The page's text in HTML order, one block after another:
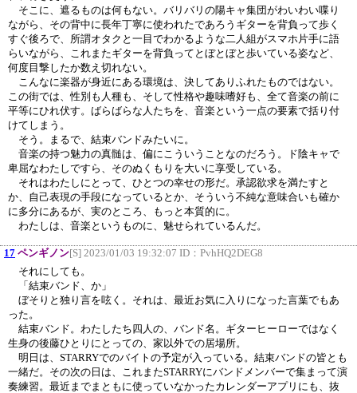
そこに、遮るものは何もない。バリバリの陽キャ集団がわいわい喋り
ながら、その背中に長年丁寧に使われたであろうギターを背負って歩く
すぐ後ろで、所謂オタクと一目でわかるような二人組がスマホ片手に語
らいながら、これまたギターを背負ってとぼとぼと歩いている姿など、
何度目撃したか数え切れない。
こんなに楽器が身近にある環境は、決してありふれたものではない。
この街では、性別も人種も、そして性格や趣味嗜好も、全て音楽の前に
平等にひれ伏す。ばらばらな人たちを、音楽という一点の要素で括り付
けてしまう。
そう。まるで、結束バンドみたいに。
音楽の持つ魅力の真髄は、偏にこういうことなのだろう。ド陰キャで
卑屈なわたしですら、そのぬくもりを大いに享受している。
それはわたしにとって、ひとつの幸せの形だ。承認欲求を満たすと
か、自己表現の手段になっているとか、そういう不純な意味合いも確か
に多分にあるが、実のところ、もっと本質的に。
わたしは、音楽というものに、魅せられているんだ。
17 ペンギノン[S] 2023/01/03 19:32:07 ID： PvhHQ2DEG8
それにしても。
「結束バンド、か」
ぼそりと独り言を呟く。それは、最近お気に入りになった言葉でもあ
った。
結束バンド。わたしたち四人の、バンド名。ギターヒーローではなく
生身の後藤ひとりにとっての、家以外での居場所。
明日は、STARRYでのバイトの予定が入っている。結束バンドの皆とも
一緒だ。その次の日は、これまたSTARRYにバンドメンバーで集まって演
奏練習。最近までまともに使っていなかったカレンダーアプリにも、抜